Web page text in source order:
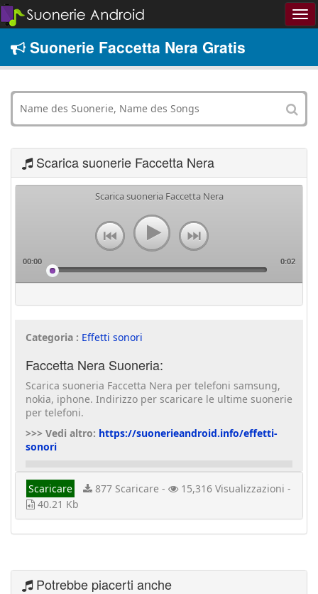
Suonerie Faccetta Nera Gratis
Scarica suonerie Faccetta Nera
Scarica suoneria Faccetta Nera
00:00 0:02
Categoria : Effetti sonori
Faccetta Nera Suoneria:
Scarica suoneria Faccetta Nera per telefoni samsung,
nokia, iphone. Indirizzo per scaricare le ultime suonerie
per telefoni.
>>> Vedi altro: https://suonerieandroid.info/effetti-
sonori
Scaricare 877 Scaricare -
15,316 Visualizzazioni -
40.21 Kb
Potrebbe piacerti anche